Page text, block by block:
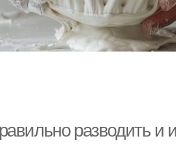
разводить и